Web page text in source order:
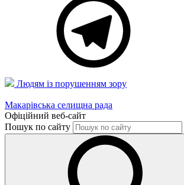
Людям із порушенням зору
Макарівська селищна рада
Офіційний веб-сайт
Пошук по сайту